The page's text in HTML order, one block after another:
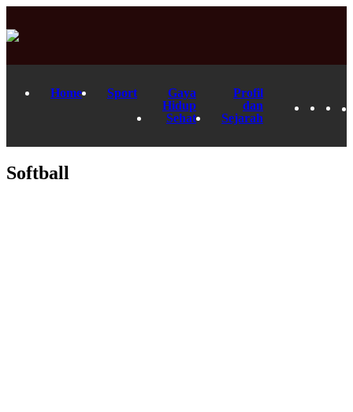
Home Sport
Gaya
Hidup
Sehat
Profil
dan
Sejarah
Softball